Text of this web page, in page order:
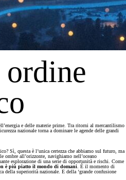
e delle materie prime. Tra ritorni al mercantilismo
nazionale torna a dominare le agende delle grandi
Sì, questa è l’unica certezza che abbiamo sul futuro, ma
ombre all’orizzonte, navighiamo nell’oceano
esplorazione di una serie di opportunità e rischi. Come
è più piatto il mondo di domani . È il momento di
della superiorità nazionale. E della ‘grande confusione